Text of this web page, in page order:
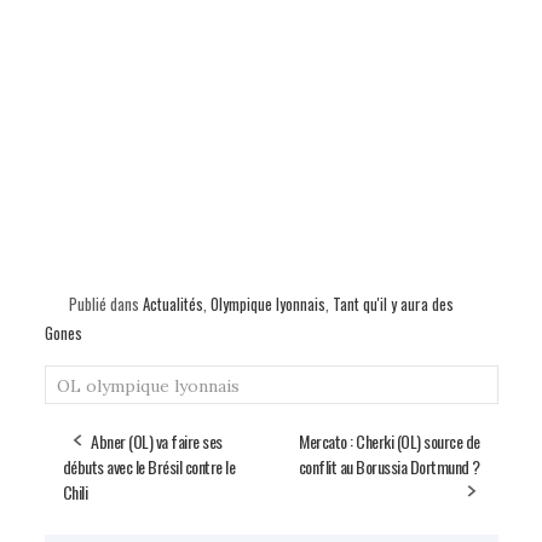
Publié dans Actualités Olympique lyonnais Tant qu'il y aura des
Gones
OL olympique lyonnais
Abner (OL) va faire ses
débuts avec le Brésil contre le
Chili
Mercato : Cherki (OL) source de
conflit au Borussia Dortmund ?